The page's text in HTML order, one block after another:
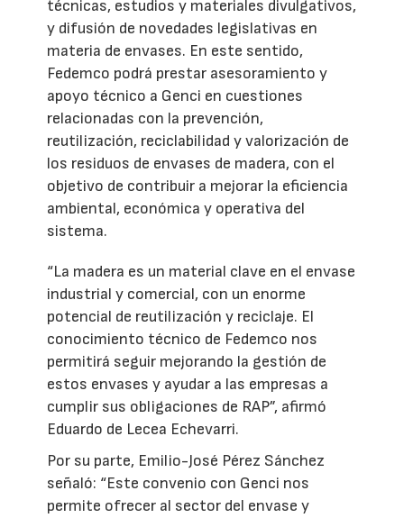
técnicas, estudios y materiales divulgativos,
y difusión de novedades legislativas en
materia de envases. En este sentido,
Fedemco podrá prestar asesoramiento y
apoyo técnico a Genci en cuestiones
relacionadas con la prevención,
reutilización, reciclabilidad y valorización de
los residuos de envases de madera, con el
objetivo de contribuir a mejorar la eficiencia
ambiental, económica y operativa del
sistema.
“La madera es un material clave en el envase
industrial y comercial, con un enorme
potencial de reutilización y reciclaje. El
conocimiento técnico de Fedemco nos
permitirá seguir mejorando la gestión de
estos envases y ayudar a las empresas a
cumplir sus obligaciones de RAP”, afirmó
Eduardo de Lecea Echevarri.
Por su parte, Emilio-José Pérez Sánchez
señaló: “Este convenio con Genci nos
permite ofrecer al sector del envase y